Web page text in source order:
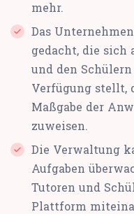
mehr.
Das
gedacht, die
und den
Verfügung stellt,
Maßgabe der
zuweisen.
Die Verwaltung
Aufgaben
Tutoren und
Plattform